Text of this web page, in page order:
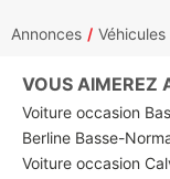
Annonces Véhicules
VOUS AIMEREZ
Voiture occasion
Berline Basse-
Voiture occasion